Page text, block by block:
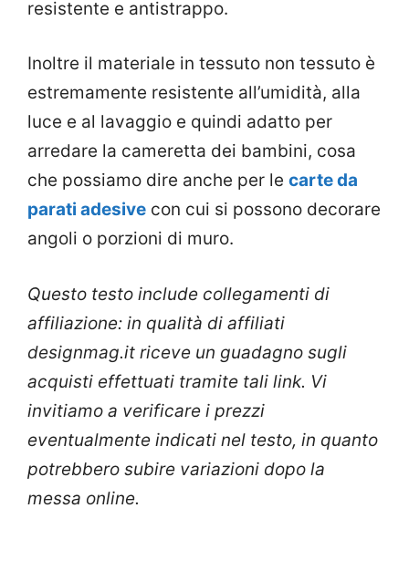
resistente e antistrappo.
Inoltre il materiale in tessuto non tessuto è
estremamente resistente all’umidità, alla
luce e al lavaggio e quindi adatto per
arredare la cameretta dei bambini, cosa
che possiamo dire anche per le carte da
parati adesive con cui si possono decorare
angoli o porzioni di muro.
Questo testo include collegamenti di
affiliazione: in qualità di affiliati
designmag.it riceve un guadagno sugli
acquisti effettuati tramite tali link. Vi
invitiamo a verificare i prezzi
eventualmente indicati nel testo, in quanto
potrebbero subire variazioni dopo la
messa online.